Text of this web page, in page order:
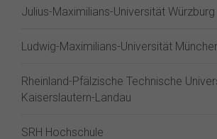
Julius-Maximilians-Universität Würzburg
Ludwig-Maximilians-Universität
Rheinland-Pfälzische Technische
Kaiserslautern-Landau
SRH Hochschule